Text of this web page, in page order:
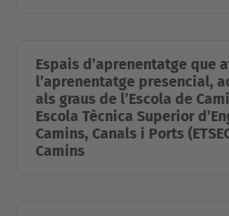
Espais d’aprenentatge que
l’aprenentatge presencial,
als graus de l’Escola de
Escola Tècnica Superior
Camins, Canals i Ports
Camins